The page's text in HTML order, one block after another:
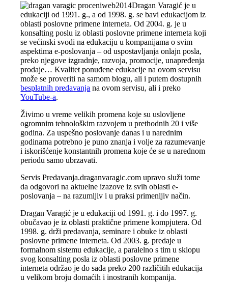
Dragan Varagić je u
edukaciji od 1991. g., a od 1998. g. se bavi edukacijom iz
oblasti poslovne primene interneta. Od 2004. g. je u
konsalting poslu iz oblasti poslovne primene interneta koji
se većinski svodi na edukaciju u kompanijama o svim
aspektima e-poslovanja – od uspostavljanja onlajn posla,
preko njegove izgradnje, razvoja, promocije, unapređenja
prodaje… Kvalitet ponuđene edukacije na ovom servisu
može se proveriti na samom blogu, ali i putem dostupnih
besplatnih predavanja na ovom servisu, ali i preko
YouTube-a.
Živimo u vreme velikih promena koje su uslovljene
ogromnim tehnološkim razvojem u prethodnih 20 i više
godina. Za uspešno poslovanje danas i u narednim
godinama potrebno je puno znanja i volje za razumevanje
i iskorišćenje konstantnih promena koje će se u narednom
periodu samo ubrzavati.
Servis Predavanja.draganvaragic.com upravo služi tome
da odgovori na aktuelne izazove iz svih oblasti e-
poslovanja – na razumljiv i u praksi primenljiv način.
Dragan Varagić je u edukaciji od 1991. g. i do 1997. g.
obučavao je iz oblasti praktične primene kompjutera. Od
1998. g. drži predavanja, seminare i obuke iz oblasti
poslovne primene interneta. Od 2003. g. predaje u
formalnom sistemu edukacije, a paralelno s tim u sklopu
svog konsalting posla iz oblasti poslovne primene
interneta održao je do sada preko 200 različitih edukacija
u velikom broju domaćih i inostranih kompanija.